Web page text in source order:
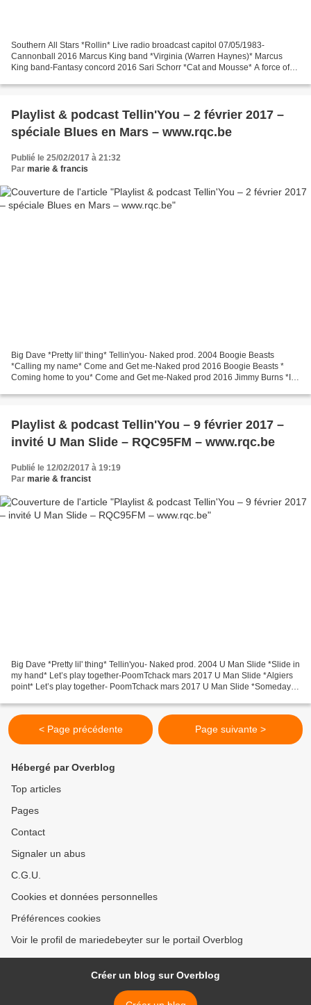
Southern All Stars *Rollin* Live radio broadcast capitol 07/05/1983-
Cannonball 2016 Marcus King band *Virginia (Warren Haynes)* Marcus
King band-Fantasy concord 2016 Sari Schorr *Cat and Mousse* A force of
Playlist & podcast Tellin'You – 2 février 2017 –
spéciale Blues en Mars – www.rqc.be
Publié le 25/02/2017 à 21:32
Par marie & francis
Big Dave *Pretty lil' thing* Tellin'you- Naked prod. 2004 Boogie Beasts
*Calling my name* Come and Get me-Naked prod 2016 Boogie Beasts *
Coming home to you* Come and Get me-Naked prod 2016 Jimmy Burns *It
Playlist & podcast Tellin'You – 9 février 2017 –
invité U Man Slide – RQC95FM – www.rqc.be
Publié le 12/02/2017 à 19:19
Par marie & francist
Big Dave *Pretty lil' thing* Tellin'you- Naked prod. 2004 U Man Slide *Slide in
my hand* Let’s play together-PoomTchack mars 2017 U Man Slide *Algiers
point* Let’s play together- PoomTchack mars 2017 U Man Slide *Someday
< Page précédente Page suivante >
Hébergé par Overblog
Top articles
Pages
Contact
Signaler un abus
C.G.U.
Cookies et données personnelles
Préférences cookies
Voir le profil de mariedebeyter sur le portail Overblog
Créer un blog sur Overblog